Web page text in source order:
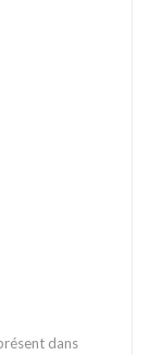
dans